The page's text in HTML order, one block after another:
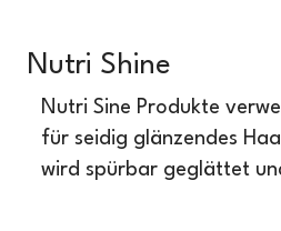
Nutri Shine
Nutri Sine Produkte
für seidig glänzendes
wird spürbar geglättet